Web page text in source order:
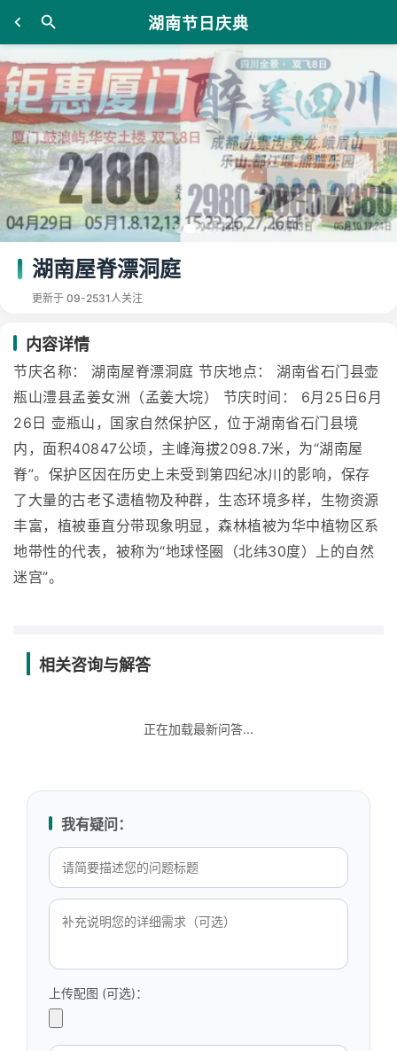
湖南节日庆典
湖南屋脊漂洞庭
更新于 09-2531人关注
内容详情
节庆名称： 湖南屋脊漂洞庭 节庆地点： 湖南省石门县壶
瓶山澧县孟姜女洲（孟姜大垸） 节庆时间： 6月25日6月
26日 壶瓶山，国家自然保护区，位于湖南省石门县境
内，面积40847公顷，主峰海拔2098.7米，为“湖南屋
脊”。保护区因在历史上未受到第四纪冰川的影响，保存
了大量的古老孓遗植物及种群，生态环境多样，生物资源
丰富，植被垂直分带现象明显，森林植被为华中植物区系
地带性的代表，被称为“地球怪圈（北纬30度）上的自然
迷宫”。
相关咨询与解答
正在加载最新问答...
我有疑问：
上传配图 (可选)：